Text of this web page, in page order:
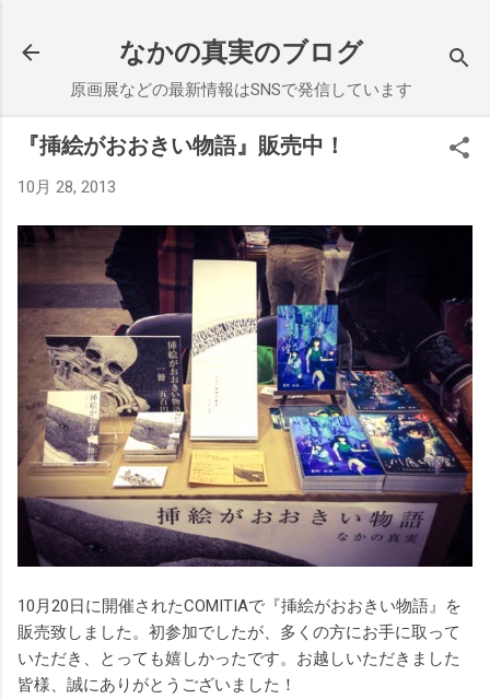
なかの真実のブログ
原画展などの最新情報はSNSで発信しています
『挿絵がおおきい物語』販売中！
10月 28, 2013
10月20日に開催されたCOMITIAで『挿絵がおおきい物語』を
販売致しました。初参加でしたが、多くの方にお手に取って
いただき、とっても嬉しかったです。お越しいただきました
皆様、誠にありがとうございました！